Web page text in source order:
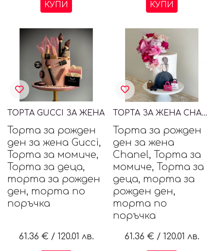
КУПИ КУПИ
ТОРТА GUCCI ЗА ЖЕНА
Торта за рожден
ден за жена Gucci,
Торта за момиче,
Торта за деца,
торта за рожден
ден, торта по
поръчка
61.36 € / 120.01 лв.
ТОРТА ЗА ЖЕНА CHANEL
Торта за рожден
ден за жена
Chanel, Торта за
момиче, Торта за
деца, торта за
рожден ден,
торта по
поръчка
61.36 € / 120.01 лв.